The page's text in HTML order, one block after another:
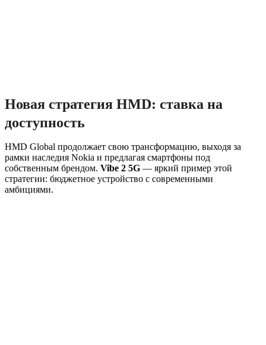
Новая стратегия HMD: ставка на
доступность
HMD Global продолжает свою трансформацию, выходя за
рамки наследия Nokia и предлагая смартфоны под
собственным брендом. Vibe 2 5G — яркий пример этой
стратегии: бюджетное устройство с современными
амбициями.